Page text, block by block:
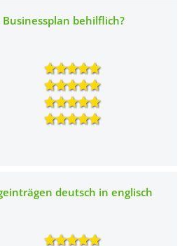
behilflich?
deutsch in englisch